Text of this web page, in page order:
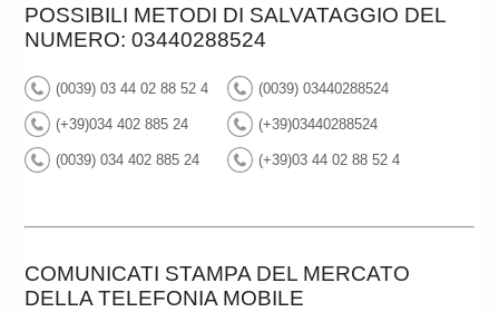
POSSIBILI METODI DI SALVATAGGIO DEL
NUMERO: 03440288524
(0039) 03 44 02 88 52 4 (0039) 03440288524
(+39)034 402 885 24 (+39)03440288524
(0039) 034 402 885 24 (+39)03 44 02 88 52 4
COMUNICATI STAMPA DEL MERCATO
DELLA TELEFONIA MOBILE